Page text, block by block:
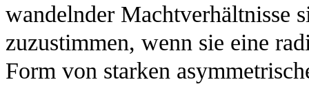
wandelnder Machtverhältnisse
zuzustimmen, wenn sie eine
Form von starken